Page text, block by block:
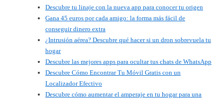
Descubre tu linaje con la nueva app para conocer tu origen
Gana 45 euros por cada amigo: la forma más fácil de
conseguir dinero extra
¿Intrusión aérea? Descubre qué hacer si un dron sobrevuela tu
hogar
Descubre las mejores apps para ocultar tus chats de WhatsApp
Descubre Cómo Encontrar Tu Móvil Gratis con un
Localizador Efectivo
Descubre cómo aumentar el amperaje en tu hogar para una